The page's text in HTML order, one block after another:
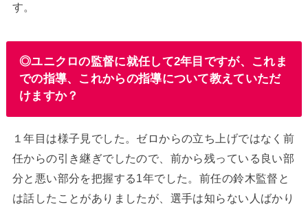
す。
◎ユニクロの監督に就任して2年目ですが、これま
での指導、これからの指導について教えていただ
けますか？
１年目は様子見でした。ゼロからの立ち上げではなく前
任からの引き継ぎでしたので、前から残っている良い部
分と悪い部分を把握する1年でした。前任の鈴木監督と
は話したことがありましたが、選手は知らない人ばかり